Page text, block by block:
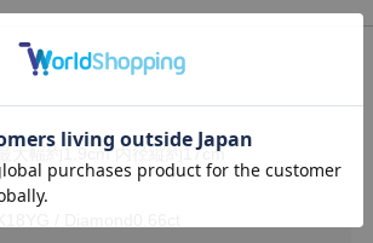
最大幅約1.9cm 内径縦約17cm